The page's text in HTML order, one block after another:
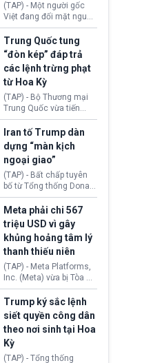
(TAP) - Một người gốc
Việt đang đối mặt nguy
cơ bị trục xuất khỏi Hoa
Kỳ sau khi đã chấp hành
xong bản án liên quan
đến tội ác từ hơn 30
năm trước tại California.
Trung Quốc tung
“đòn kép” đáp trả
các lệnh trừng phạt
từ Hoa Kỳ
(TAP) - Bộ Thương mại
Trung Quốc vừa tiến
hành áp đặt lệnh trừng
phạt lên hàng loạt thực
thể và siết chặt kiểm
soát xuất khẩu máy bay
không người lái (UAV)
sang Hoa Kỳ. Động thái
này nhằm đáp trả các
biện pháp hạn chế
thương mại, áp thuế mới
cùng lệnh cấm công
nghệ gần đây từ phía
Washington.
Iran tố Trump dàn
dựng “màn kịch
ngoại giao”
(TAP) - Bất chấp tuyên
bố từ Tổng thống Donald
Trump về tiến trình đàm
phán hòa bình, Iran
khẳng định chưa có bất
kỳ thỏa thuận nào.
Tehran cho rằng, Hoa Kỳ
chỉ đang dàn dựng “màn
kịch ngoại giao” để xoa
dịu căng thẳng.
Meta phải chi 567
triệu USD vì gây
khủng hoảng tâm lý
thanh thiếu niên
(TAP) - Meta Platforms,
Inc. (Meta) vừa bị Tòa án
bang New Mexico yêu
cầu đóng góp 567 triệu
USD vào một quỹ khắc
phục hậu quả. Quyết
định này diễn ra sau khi
toà xác định, những nền
tảng mạng xã hội
Trump ký sắc lệnh
siết quyền công dân
theo nơi sinh tại Hoa
Kỳ
(TAP) - Tổng thống